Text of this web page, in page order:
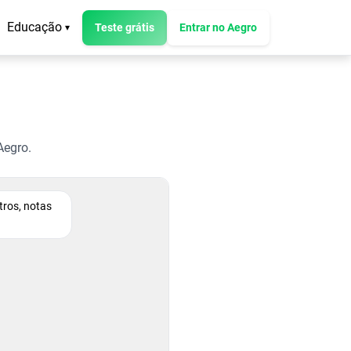
Educação ▾ Teste grátis Entrar no Aegro
notas